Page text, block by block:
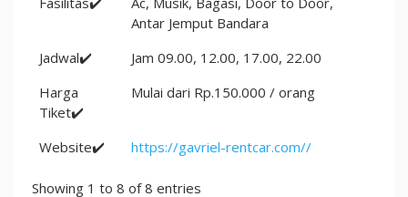
Antar Jemput Bandara
Jadwal✔️
Jam 09.00, 12.00, 17.00, 22.00
Harga
Tiket✔️
Mulai dari Rp.150.000 / orang
Website✔️ https://gavriel-rentcar.com//
Showing 1 to 8 of 8 entries